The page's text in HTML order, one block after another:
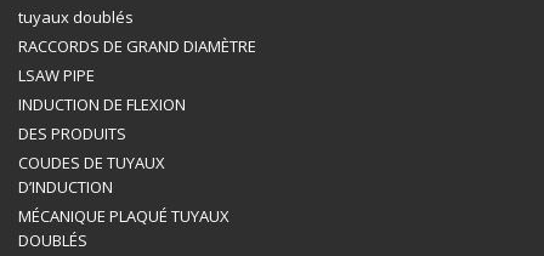
tuyaux doublés
RACCORDS DE GRAND DIAMÈTRE
LSAW PIPE
INDUCTION DE FLEXION
DES PRODUITS
COUDES DE TUYAUX
D’INDUCTION
MÉCANIQUE PLAQUÉ TUYAUX
DOUBLÉS